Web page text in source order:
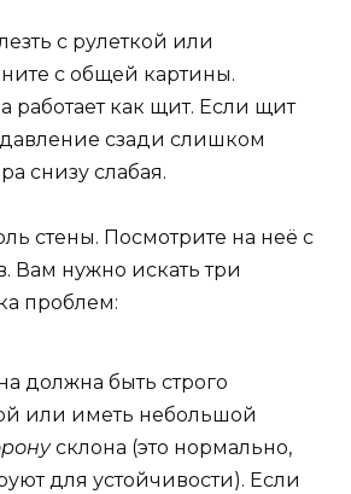
с рулеткой или
с общей картины.
работает как щит. Если щит
сзади слишком
снизу слабая.
стены. Посмотрите на неё с
Вам нужно искать три
проблем:
должна быть строго
или иметь небольшой
склона (это нормально,
для устойчивости). Если